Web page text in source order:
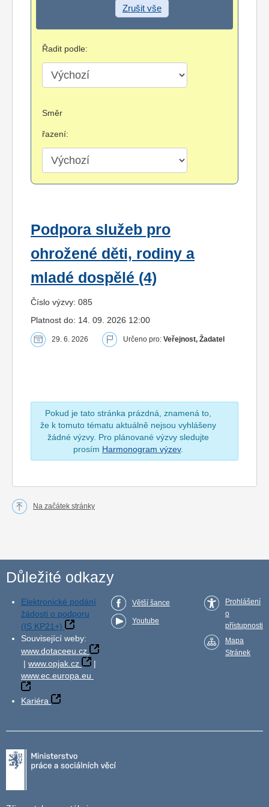
Zrušit vše
Řadit podle:
Směr
řazení:
Podpora služeb pro
ohrožené děti, rodiny a
mladé dospělé (4)
Číslo výzvy: 085
Platnost do: 14. 09. 2026 12:00
29. 6. 2026 Určeno pro: Veřejnost, Žadatel
Pokud je tato stránka prázdná, znamená to,
že k tomuto tématu aktuálně nejsou vyhlášeny
žádné výzvy. Pro plánované výzvy sledujte
prosím Harmonogram výzev.
Na začátek stránky
Důležité odkazy
Elektronické podání
žádosti o podporu
(IS KP21+)
Související weby:
www.dotaceeu.cz
| www.opjak.cz
|
www.ec.europa.eu
Kariéra
Větší šance
Youtube
Prohlášení
o
přístupnosti
Mapa
Stránek